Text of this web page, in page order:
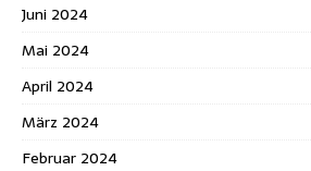
Juni 2024
Mai 2024
April 2024
März 2024
Februar 2024